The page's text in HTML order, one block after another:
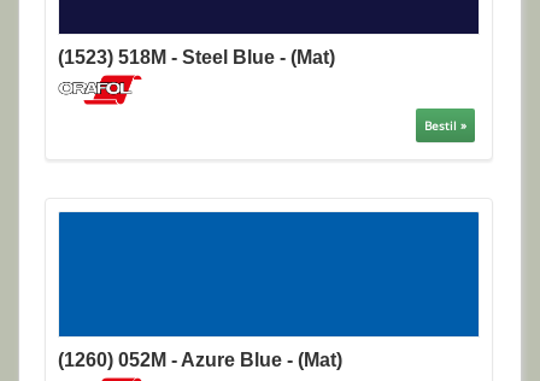
(1523) 518M - Steel Blue - (Mat)
Bestil »
(1260) 052M - Azure Blue - (Mat)